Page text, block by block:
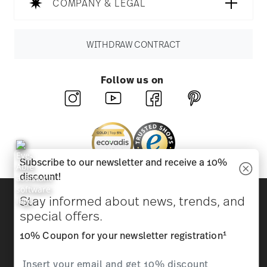
COMPANY & LEGAL
WITHDRAW CONTRACT
Follow us on
Beauty & functionality for your home
Homepage General terms and conditions
Privacy
Subscribe to our newsletter and receive a 10%
discount!
Stay informed about news, trends, and
special offers.
10% Coupon for your newsletter registration1